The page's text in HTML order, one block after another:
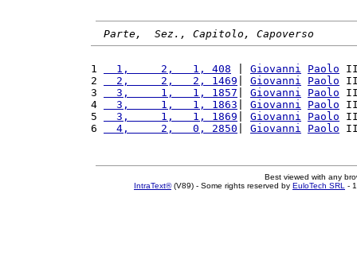
Parte,  Sez., Capitolo, Capoverso
1
  1,     2,   1, 408
Giovanni Paolo
2
  2,     2,   2, 1469
Giovanni Paolo
3
  3,     1,   1, 1857
Giovanni Paolo
4
  3,     1,   1, 1863
Giovanni Paolo
5
  3,     1,   1, 1869
Giovanni Paolo
6
  4,     2,   0, 2850
Giovanni Paolo
Best viewed with any
IntraText®(V89) - Some rights reserved by EuloTech SRL -